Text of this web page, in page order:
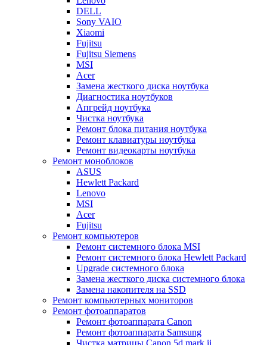
DELL
Sony VAIO
Xiaomi
Fujitsu
Fujitsu Siemens
MSI
Acer
Замена жесткого диска ноутбука
Диагностика ноутбуков
Апгрейд ноутбука
Чистка ноутбука
Ремонт блока питания ноутбука
Ремонт клавиатуры ноутбука
Ремонт видеокарты ноутбука
Ремонт моноблоков
ASUS
Hewlett Packard
Lenovo
MSI
Acer
Fujitsu
Ремонт компьютеров
Ремонт системного блока MSI
Ремонт системного блока Hewlett Packard
Upgrade системного блока
Замена жесткого диска системного блока
Замена накопителя на SSD
Ремонт компьютерных мониторов
Ремонт фотоаппаратов
Ремонт фотоаппарата Canon
Ремонт фотоаппарата Samsung
Чистка матрицы Canon 5d mark ii